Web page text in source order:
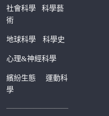
社會科學科學藝
術
地球科學 科學史
心理&神經科學
繽紛生態運動科
學
—————————